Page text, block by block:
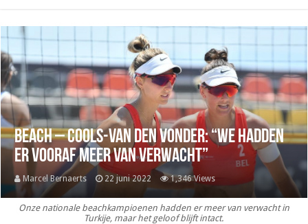
Beach – Cools-Van den Vonder: “We hadden
er vooraf meer van verwacht”
Marcel Bernaerts 22 juni 2022 1,346 Views
Onze nationale beachkampioenen hadden er meer van verwacht in
Turkije, maar het geloof blijft intact.